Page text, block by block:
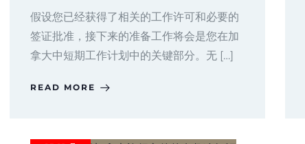
假设您已经获得了相关的工作许可和必要的
签证批准，接下来的准备工作将会是您在加
拿大中短期工作计划中的关键部分。无 […]
READ MORE